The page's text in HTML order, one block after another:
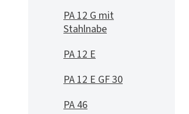
PA 12 G mit
Stahlnabe
PA 12 E
PA 12 E GF 30
PA 46